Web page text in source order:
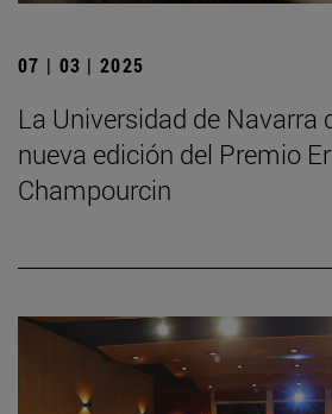
07 | 03 | 2025
La Universidad de Navarra
nueva edición del Premio
Champourcin